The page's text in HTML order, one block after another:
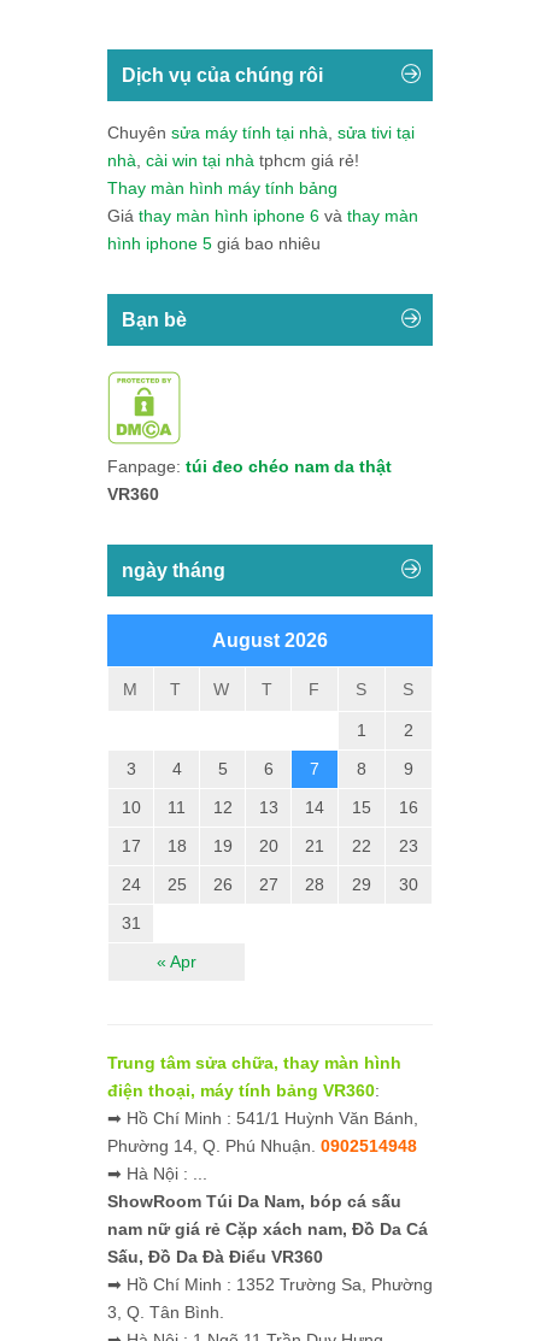
Dịch vụ của chúng rôi
Chuyên sửa máy tính tại nhà sửa tivi tại
nhà cài win tại nhà tphcm giá rẻ!
Thay màn hình máy tính bảng
Giá thay màn hình iphone 6 và thay màn
hình iphone 5 giá bao nhiêu
Bạn bè
Fanpage: túi đeo chéo nam da thật
VR360
ngày tháng
August 2026
M T W T F S S
« Apr
1
2
3
4 5 6 7 8
9
10
11 12 13 14 15
16
17
18 19 20 21 22
23
24
25 26 27 28 29
30
31
Trung tâm sửa chữa, thay màn hình
điện thoại, máy tính bảng VR360:
➡ Hồ Chí Minh : 541/1 Huỳnh Văn Bánh,
Phường 14, Q. Phú Nhuận. 0902514948
➡ Hà Nội : ...
ShowRoom Túi Da Nam, bóp cá sấu
nam nữ giá rẻ Cặp xách nam, Đồ Da Cá
Sấu, Đồ Da Đà Điểu VR360
➡ Hồ Chí Minh : 1352 Trường Sa, Phường
3, Q. Tân Bình.